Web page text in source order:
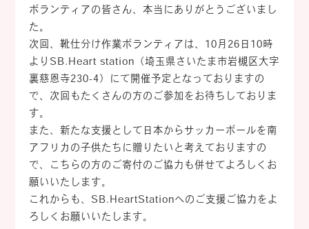
ボランティアの皆さん、本当にありがとうございまし
た。
次回、靴仕分け作業ボランティアは、10月26日10時
よりSB.Heart station（埼玉県さいたま市岩槻区大字
裏慈恩寺230-4）にて開催予定となっておりますの
で、次回もたくさんの方のご参加をお待ちしておりま
す。
また、新たな支援として日本からサッカーボールを南
アフリカの子供たちに贈りたいと考えておりますの
で、こちらの方のご寄付のご協力も併せてよろしくお
願いいたします。
これからも、SB.HeartStationへのご支援ご協力をよ
ろしくお願いいたします。